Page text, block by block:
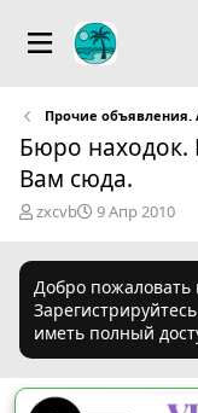
Прочие объявления.
Бюро находок.
Вам сюда.
А
р
т
е
м
ы
zxcvb
Д
н
а
ч
а
л
9 Апр 2010
Добро пожаловать
иметь полный